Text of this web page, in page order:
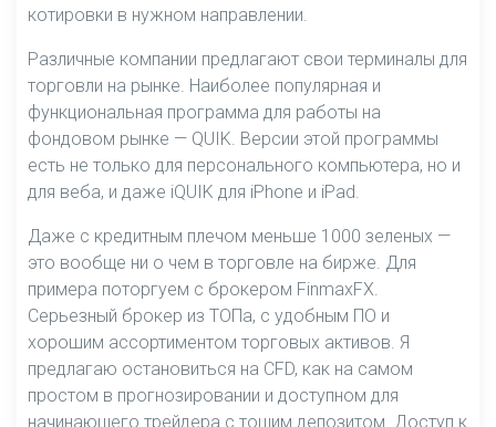
котировки в нужном направлении.
Различные компании предлагают свои терминалы для
торговли на рынке. Наиболее популярная и
функциональная программа для работы на
фондовом рынке — QUIK. Версии этой программы
есть не только для персонального компьютера, но и
для веба, и даже iQUIK для iPhone и iPad.
Даже с кредитным плечом меньше 1000 зеленых —
это вообще ни о чем в торговле на бирже. Для
примера поторгуем с брокером FinmaxFX.
Серьезный брокер из ТОПа, с удобным ПО и
хорошим ассортиментом торговых активов. Я
предлагаю остановиться на CFD, как на самом
простом в прогнозировании и доступном для
начинающего трейдера с тощим депозитом. Доступ к